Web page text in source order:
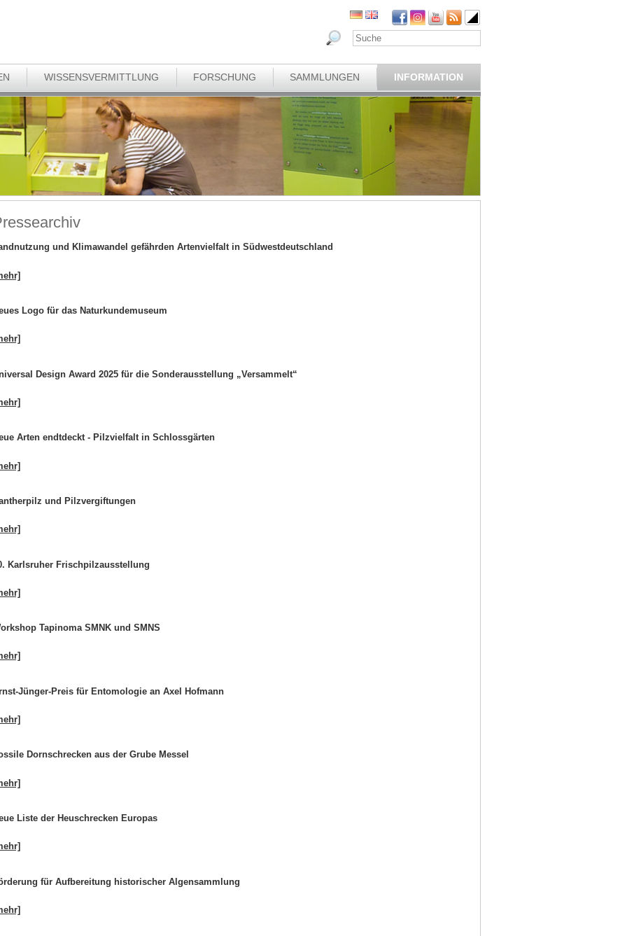
WISSENSVERMITTLUNG FORSCHUNG SAMMLUNGEN INFORMATION
und Klimawandel gefährden Artenvielfalt in Südwestdeutschland
Logo für das Naturkundemuseum
Design Award 2025 für die Sonderausstellung „Versammelt“
Arten endtdeckt - Pilzvielfalt in Schlossgärten
und Pilzvergiftungen
Karlsruher Frischpilzausstellung
Tapinoma SMNK und SMNS
Jünger-Preis für Entomologie an Axel Hofmann
Dornschrecken aus der Grube Messel
Liste der Heuschrecken Europas
für Aufbereitung historischer Algensammlung